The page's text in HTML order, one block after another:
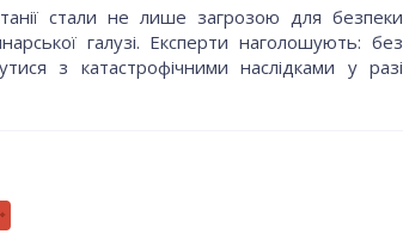
стали не лише загрозою для безпеки
галузі. Експерти наголошують: без
з катастрофічними наслідками у разі